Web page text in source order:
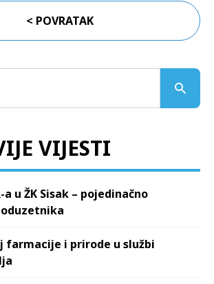
< POVRATAK
VIJESTI
u ŽK Sisak – pojedinačno
farmacije i prirode u službi